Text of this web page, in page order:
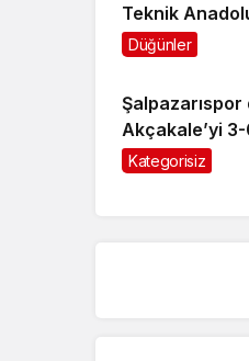
Teknik
Mezuniyet
Düğünler
Akçakale’yi
Kategorisiz